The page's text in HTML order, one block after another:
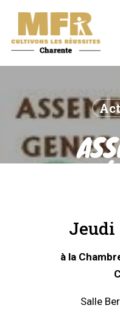
main
Jeudi
à la
Salle